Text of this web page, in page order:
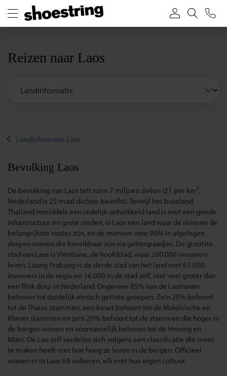
Reizen naar Laos
Landinformatie Laos
Bevolking Laos
De bevolking van Laos telt ruim 7 miljoen zielen (21 per km²,
Nederland is 25 maal dichter bevolkt). Terwijl het buurland
Thailand inmiddels een redelijk ontwikkeld land is met een goede
infrastructuur en grote steden, is Laos een land waar de rivieren de
belangrijkste routes zijn, en de mensen voor 90% in afgelegen
dorpen wonen die bereikbaar zijn via geitenpaadjes. De grootste
stad van Laos is Vientiane, de hoofdstad, waar 200.000 inwoners
leven. Luang Prabang is de derde stad van het land met 63.000
inwoners in de regio en 16.000 in de stad zelf, niet veel groter dan
een flink dorp in Nederland. Ongeveer 85% van de Laotianen
behoren tot duidelijk etnisch getinte groepen. Zo'n 20% behoort
tot de Thaise stammen, een kwart behoort tot de Maleisische en
Khmer stammen en zo'n 20% behoort tot de stammen die hoger in
de bergen wonen en voornamelijk behoren tot de Hmong en
Mien. De Lao zelf verdelen zich volgens een classificatie die meer
te maken heeft met hoe hoog ze leven in de bergen. Officieel
wonen er in Laos 68 volkeren, elk met hun eigen cultuur.